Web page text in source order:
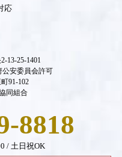
応
13-25-1401
公安委員会許可
91-102
同組合
8818
/ 土日祝OK